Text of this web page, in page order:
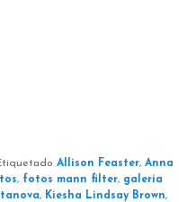
Allison Feaster,Anna
, fotos mann filter, galeria
, Kiesha Lindsay Brown,